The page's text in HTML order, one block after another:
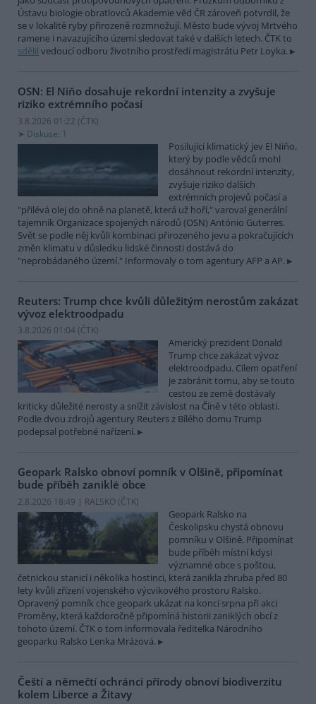
Ústavu biologie obratlovců Akademie věd ČR zároveň potvrdil, že
se v lokalitě ryby přirozeně rozmnožují. Město bude vývoj Mrtvého
ramene i navazujícího území sledovat také v dalších letech. ČTK to
sdělil vedoucí odboru životního prostředí magistrátu Petr Loyka.
OSN: El Niňo dosahuje rekordní intenzity a zvyšuje
riziko extrémního počasí
3.8.2026 01:22 (ČTK)
Diskuse: 1
Posilující klimatický jev El Niňo,
který by podle vědců mohl
dosáhnout rekordní intenzity,
zvyšuje riziko dalších
extrémních projevů počasí a
"přilévá olej do ohně na planetě, která už hoří," varoval generální
tajemník Organizace spojených národů (OSN) António Guterres.
Svět se podle něj kvůli kombinaci přirozeného jevu a pokračujících
změn klimatu v důsledku lidské činnosti dostává do
"neprobádaného území." Informovaly o tom agentury AFP a AP.
Reuters: Trump chce kvůli důležitým nerostům zakázat
vývoz elektroodpadu
3.8.2026 01:04 (ČTK)
Americký prezident Donald
Trump chce zakázat vývoz
elektroodpadu. Cílem opatření
je zabránit tomu, aby se touto
cestou ze země dostávaly
kriticky důležité nerosty a snížit závislost na Číně v této oblasti.
Podle dvou zdrojů agentury Reuters z Bílého domu Trump
podepsal potřebné nařízení.
Geopark Ralsko obnoví pomník v Olšině, připomínat
bude příběh zaniklé obce
2.8.2026 18:49 | RALSKO (ČTK)
Geopark Ralsko na
Českolipsku chystá obnovu
pomníku v Olšině. Připomínat
bude příběh místní kdysi
významné obce s poštou,
četnickou stanicí i několika hostinci, která zanikla zhruba před 80
lety kvůli zřízení vojenského výcvikového prostoru Ralsko.
Opravený pomník chce geopark ukázat na konci srpna při akci
Proměny, která každoročně připomíná historii zaniklých obcí z
tohoto území. ČTK o tom informovala ředitelka Národního
geoparku Ralsko Lenka Mrázová.
Čeští a němečtí ochránci přírody obnoví biodiverzitu
kolem Liberce a Žitavy